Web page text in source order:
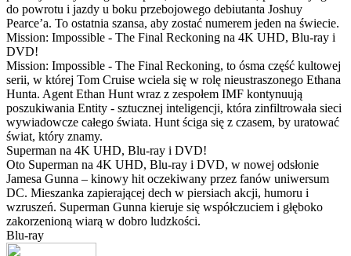
do powrotu i jazdy u boku przebojowego debiutanta Joshuy
Pearce’a. To ostatnia szansa, aby zostać numerem jeden na świecie.
Mission: Impossible - The Final Reckoning na 4K UHD, Blu-ray i
DVD!
Mission: Impossible - The Final Reckoning, to ósma część kultowej
serii, w której Tom Cruise wciela się w rolę nieustraszonego Ethana
Hunta. Agent Ethan Hunt wraz z zespołem IMF kontynuują
poszukiwania Entity - sztucznej inteligencji, która zinfiltrowała sieci
wywiadowcze całego świata. Hunt ściga się z czasem, by uratować
świat, który znamy.
Superman na 4K UHD, Blu-ray i DVD!
Oto Superman na 4K UHD, Blu-ray i DVD, w nowej odsłonie
Jamesa Gunna – kinowy hit oczekiwany przez fanów uniwersum
DC. Mieszanka zapierającej dech w piersiach akcji, humoru i
wzruszeń. Superman Gunna kieruje się współczuciem i głęboko
zakorzenioną wiarą w dobro ludzkości.
Blu-ray